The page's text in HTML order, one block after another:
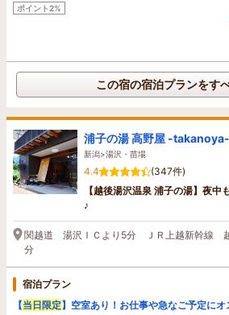
ポイント2%
この宿の宿泊プランをす
浦子の湯 高野屋 -takanoya-
新潟>湯沢・苗場
4.4
(347件)
【越後湯沢温泉 浦子の湯】夜中
♪
関越道 湯沢ＩＣより5分 ＪＲ上越新幹線
分
宿泊プラン
【当日限定】空室あり！お仕事や急なご予定にオ